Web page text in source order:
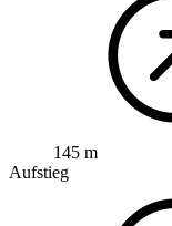
145 m
Aufstieg